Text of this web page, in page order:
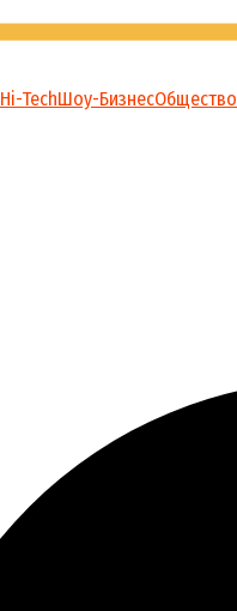
Hi-TechШоу-БизнесОбщество